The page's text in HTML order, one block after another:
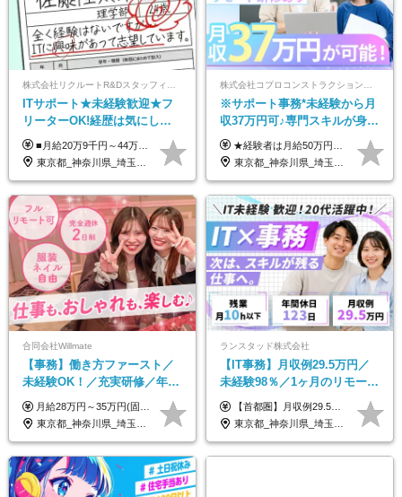
ITサポート★未経験歓迎★フ
リーターOK!経歴は気にしな
くて大丈夫★超大手リクルー
トグループの正社員/sg
■月給20万9千円～44万円 ※経験・能力・前給を考慮の上、決定いたします ※時間外手当100％支給 ※派遣就業先が変更となる場合には、就業規則、労使協定等に基づき賃金が変更となる可能性があります 「とにかく私生活重視」「残業があっても稼ぎたい」といった希望も配属の際に考慮します。 ＜手当＞ ■職務担当手当 ■通勤手当（上限月3万円） ■残業手当（全額支給） ■住宅手当（5割を会社負担／就業規則に定めるところによる） ■扶養手当 ■別居手当 ■資格試験受講料補助（資格ごとに社内規定により決定） ■資格取得奨励金 （資格により2万円～20万円の祝金支給） ◎一例 ・基本情報技術者（5万円） ・プロジェクトマネージャー試験（10万円） ・応用情報技術者試験（10万円） ・ITストラテジスト試験（10万円） ・エンベデッドシステムスペシャリスト試験（10万円） ・ディジタル技術検定（情報1級：10万円、制御1級：10万円、情報2級、制御2級：5万円 ・TOEIC（R）テスト（600～729点：5万円、 730～799点：10万円、800点以上：15万円） など
東京都_神奈川県_埼玉県_千葉県_大阪府_愛知県_青森県_岩手県_宮城県_秋田県_山形県_福島県_茨城県_栃木県_群馬県_山梨県_長野県_福井県_静岡県_岐阜県_三重県_兵庫県_京都府_滋賀県_奈良県_広島県_岡山県_山口県_香川県_福岡県_熊本県_佐賀県_長崎県_大分県_宮崎県_鹿児島県
※サポート事務*未経験から月
収37万円可♪専門スキルが身に
付く！Web面接＆リモート研
修も充実♪/a
★経験者は月給50万円～90万円 【首都圏】 月給30万1230円〜 ⇒基本22万7000円+地域6万4230円+皆勤1万円 【群馬/栃木/茨城】 月給28万1090円〜 ⇒基本23万4000円+地域3万7090円+皆勤1万円 【大阪/京都/兵庫】 月給30万130円〜 ⇒基本23万5000円+地域5万5130円+皆勤1万円 【静岡/愛知/岐阜/三重】 月給28万5840円〜 ⇒基本23万円+地域4万5840円+皆勤1万円 【北海道】 月給25万2960円〜 ⇒基本22万4000円+地域1万8960円+皆勤1万円 【福岡/佐賀/長崎/大分/熊本】 月給25万800円〜 ⇒基本21万8000円+地域2万2800円+皆勤1万円 【宮城/山形/福島】 月給25万580円〜 ⇒基本21万8000円+地域2万2580円+皆勤1万円 【広島/岡山/山口】 月給27万1090円〜 ⇒基本23万4000円+地域2万7090円+皆勤1万円 ※残業代は1分単位で全額支給（みなし残業制度なし） ※上記給与は最低支給額です。経験・能力に応じて決定致します ※試用期間1ヶ月、最大6ヶ月まで延長する可能性あり(条件変更なし) ※今期より新賃金体系へ移行しました。詳細は面接時にご説明します
東京都_神奈川県_埼玉県_大阪府_愛知県_北海道_宮城県_広島県_福岡県
合同会社Willmate
【事務】働き方ファースト／
未経験OK！／充実研修／年休
127日～／残業なし／平均20代
／リモートOK
月給28万円～35万円(固定残業代含む)+インセンティブ＋各種手当 ※経験・能力等を考慮の上、決定します。 ※残業はほとんどありませんが、発生した場合は時間外手当を100％支給します。 【固定残業代について】 なし（残業代は、実際の労働時間に応じて別途全額支給）
東京都_神奈川県_埼玉県_千葉県_大阪府_愛知県_北海道_青森県_岩手県_宮城県_秋田県_山形県_福島県_茨城県_栃木県_群馬県_新潟県_山梨県_長野県_富山県_石川県_福井県_静岡県_岐阜県_三重県_兵庫県_京都府_滋賀県_奈良県_和歌山県_広島県_岡山県_鳥取県_島根県_山口県_徳島県_香川県_愛媛県_高知県_福岡県_熊本県_佐賀県_長崎県_大分県_宮崎県_鹿児島県_沖縄県_海外
ランスタッド株式会社
【IT事務】月収例29.5万円／
未経験98％／1ヶ月のリモート
研修／既卒・第二新卒歓迎／
年間休日123日/OW
【首都圏】月収例29.5万円（月給26万円＋諸手当） 【東海・関西】月収例28.5万円（月給25万円＋諸手当） 【九州】月収例26万円（月給23万円＋諸手当） ※経験・スキル・前職給与を踏まえ、総合的に判断して決定します。 例：首都圏 月収例31万円（月給27万円＋諸手当） ◆各種手当 ・通勤手当（上限4万円まで） ・残業代手当（1分単位で全額支給） ※固定残業代制は採用しておりません ・資格取得支援 ◆昇給：年1回 ◆補足 ・研修中1ヶ月間は、時給1670円となります。 ・試用期間6ヶ月あり。その間の待遇に変更はありません。 ※詳細は面接時にご案内します。
東京都_神奈川県_埼玉県_千葉県_大阪府_愛知県_兵庫県_京都府_福岡県